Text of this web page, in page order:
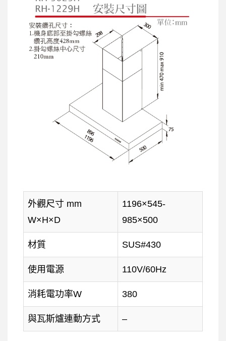
外觀尺寸 mm
W×H×D
1196×545-
985×500
材質 SUS#430
使用電源 110V/60Hz
消耗電功率W 380
與瓦斯爐連動方式 –